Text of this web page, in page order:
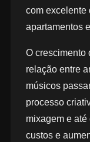
com excelente
apartamentos
O crescimento
relação entre
músicos
processo
mixagem e
custos e